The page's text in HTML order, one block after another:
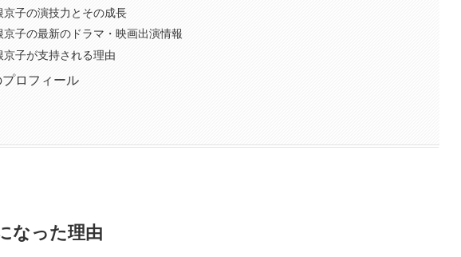
子の演技力とその成長
子の最新のドラマ・映画出演情報
子が支持される理由
ロフィール
なった理由